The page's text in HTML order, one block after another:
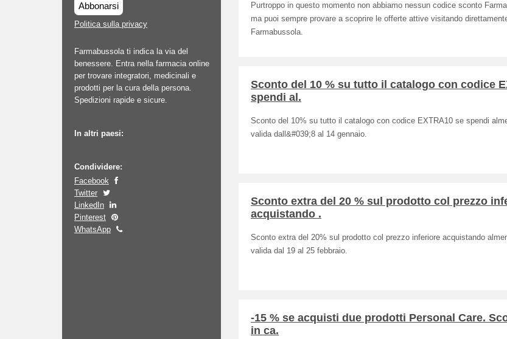
Abbonarsi
Politica sulla privacy
Farmabussola ti indica la via del
benessere. Entra nella farmacia online
per trovare integratori, medicinali e
prodotti per la cura della persona.
Spedizioni rapide e sicure.
In altri paesi:
Condividere:
Facebook
Twitter
LinkedIn
Pinterest
WhatsApp
Purtroppo in questo momento non abbiamo nessun codice sconto
ma puoi sempre provare a scoprire le offerte attive visitando
Farmabussola.
Sconto del 10 % su tutto il catalogo con codice
spendi al.
Sconto del 10% su tutto il catalogo con codice EXTRA10 se spendi
valida dall&#039;8 al 14 gennaio.
Sconto extra del 20 % sul prodotto col prezzo
acquistando .
Sconto extra del 20% sul prodotto col prezzo inferiore acquistando
valida dal 19 al 25 febbraio.
-15 % se acquisti due prodotti Personal Care.
in ca.